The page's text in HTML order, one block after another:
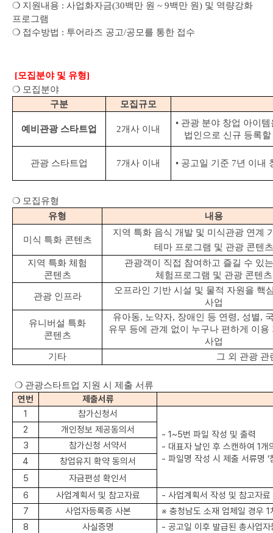
❍ 지원내용 : 사업화자금(30백만 원 ~ 9백만 원) 및 역량강화
프로그램
❍ 접수방법 : 투어라즈 공고/공모를 통한 접수
[모집분야 및 유형]
❍ 모집분야
구분
모집규모
예비관광 스타트업 2개사 이내
• 관광 분야 창업 아이
법인으로 신규 등록
관광 스타트업 7개사 이내 • 공고일 기준 7년 이내
❍ 모집유형
유형
내용
미식 특화 콘텐츠
지역 특화 음식 개발 및 미식관광 연계
테마 프로그램 및 관광 콘텐츠
지역 특화 체험
콘텐츠
관광객이 직접 참여하고 즐길 수 있
체험프로그램 및 관광 콘텐츠
관광 인프라
오프라인 기반 시설 및 물적 자원을 핵
사업
유니버설 특화
콘텐츠
유아동, 노약자, 장애인 등 연령, 성별,
유무 등에 관계 없이 누구나 편하게 이용
사업
기타
그 외 관광 관
❍ 관광스타트업 지원 시 제출 서류
연번
제출서류
1
참가신청서
- 1~5번 파일 작성 및 출력
- 대표자 날인 후 스캔하여 1개
- 파일명 작성 시 제출 서류명 ‘
2
개인정보 제공동의서
3
참가신청 서약서
4
창업유지 확약 동의서
5
자금편성 확인서
6
사업계획서 및 참고자료 - 사업계획서 작성 및 참고자
7
사업자등록증 사본 ※ 충청남도 소재 업체일 경우 1
8
사실증명 - 공고일 이후 발급된 총사업